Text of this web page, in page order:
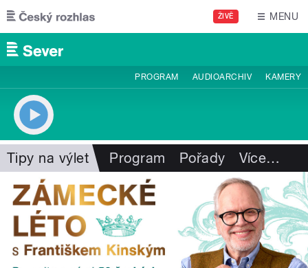
Přejít k hlavnímu obsahu
ŽIVĚ MENU
PROGRAM AUDIOARCHIV KAMERY
Tipy na výlet Program Pořady Více…